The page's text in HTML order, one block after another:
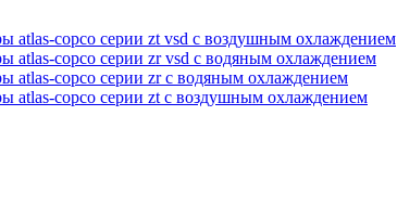
atlas-copco серии zt vsd с воздушным охлаждением
atlas-copco серии zr vsd с водяным охлаждением
atlas-copco серии zr с водяным охлаждением
atlas-copco серии zt с воздушным охлаждением